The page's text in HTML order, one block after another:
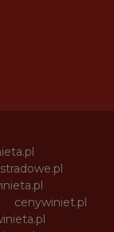
cenywiniet.pl